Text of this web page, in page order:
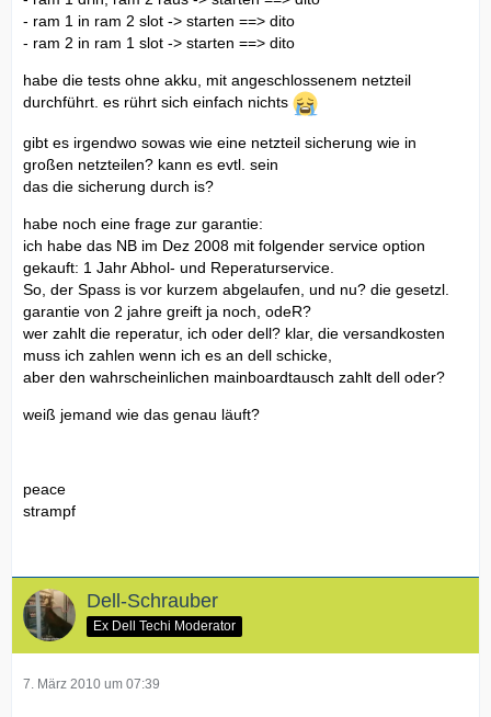
- ram 1 in ram 2 slot -> starten ==> dito
- ram 2 in ram 1 slot -> starten ==> dito
habe die tests ohne akku, mit angeschlossenem netzteil
durchführt. es rührt sich einfach nichts
gibt es irgendwo sowas wie eine netzteil sicherung wie in
großen netzteilen? kann es evtl. sein
das die sicherung durch is?
habe noch eine frage zur garantie:
ich habe das NB im Dez 2008 mit folgender service option
gekauft: 1 Jahr Abhol- und Reperaturservice.
So, der Spass is vor kurzem abgelaufen, und nu? die gesetzl.
garantie von 2 jahre greift ja noch, odeR?
wer zahlt die reperatur, ich oder dell? klar, die versandkosten
muss ich zahlen wenn ich es an dell schicke,
aber den wahrscheinlichen mainboardtausch zahlt dell oder?
weiß jemand wie das genau läuft?
peace
strampf
Dell-Schrauber
Ex Dell Techi Moderator
7. März 2010 um 07:39